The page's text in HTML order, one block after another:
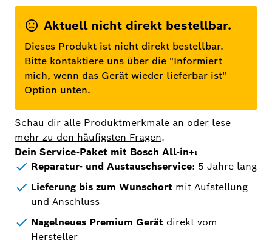
Aktuell nicht direkt bestellbar.
Dieses Produkt ist nicht direkt bestellbar.
Bitte kontaktiere uns über die "Informiert
mich, wenn das Gerät wieder lieferbar ist"
Option unten.
Schau dir alle Produktmerkmale an oder lese
mehr zu den häufigsten Fragen.
Dein Service-Paket mit Bosch All-in+:
Reparatur- und Austauschservice: 5 Jahre lang
Lieferung bis zum Wunschort mit Aufstellung
und Anschluss
Nagelneues Premium Gerät direkt vom
Hersteller